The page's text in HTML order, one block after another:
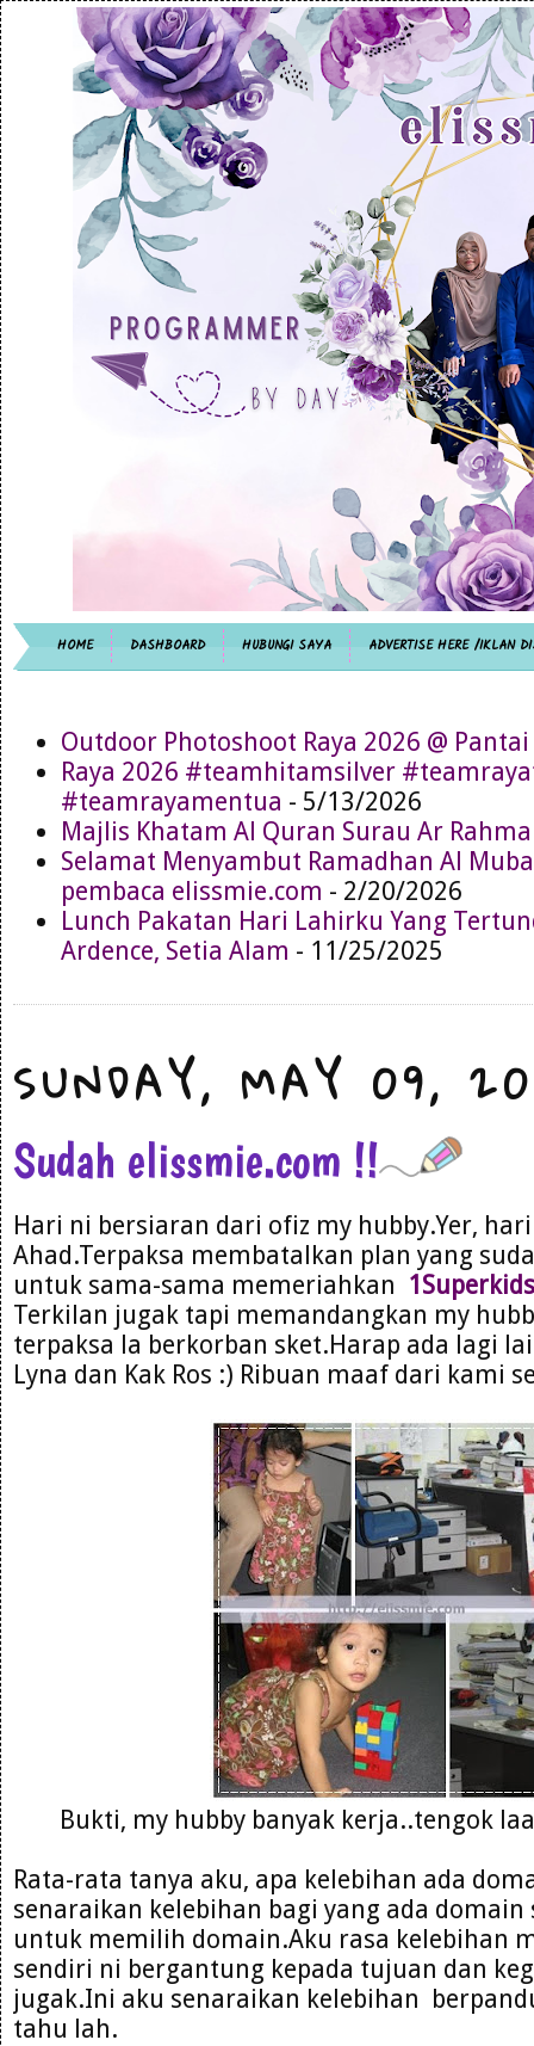
HOME DASHBOARD HUBUNGI SAYA ADVERTISE HERE /IKLAN
Outdoor Photoshoot Raya 2026 @ Pantai
Raya 2026 #teamhitamsilver
#teamrayamentua - 5/13/2026
Majlis Khatam Al Quran Surau Ar
Selamat Menyambut Ramadhan Al
pembaca elissmie.com - 2/20/2026
Lunch Pakatan Hari Lahirku Yang
Ardence, Setia Alam - 11/25/2025
SUNDAY, MAY 09,
Sudah elissmie.com !!
Hari ni bersiaran dari ofiz my hubby.Yer,
Ahad.Terpaksa membatalkan plan yang
untuk sama-sama memeriahkan
Terkilan jugak tapi memandangkan my
terpaksa la berkorban sket.Harap ada lagi
Lyna dan Kak Ros :) Ribuan maaf dari kami
Bukti, my hubby banyak kerja..tengok
Rata-rata tanya aku, apa kelebihan ada
senaraikan kelebihan bagi yang ada domain
untuk memilih domain.Aku rasa kelebihan
sendiri ni bergantung kepada tujuan dan
jugak.Ini aku senaraikan kelebihan
tahu lah.